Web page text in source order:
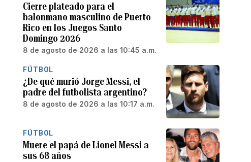
Cierre plateado para el
balonmano masculino de Puerto
Rico en los Juegos Santo
Domingo 2026
8 de agosto de 2026 a las 10:45 a.m.
FÚTBOL
¿De qué murió Jorge Messi, el
padre del futbolista argentino?
8 de agosto de 2026 a las 10:17 a.m.
FÚTBOL
Muere el papá de Lionel Messi a
sus 68 años